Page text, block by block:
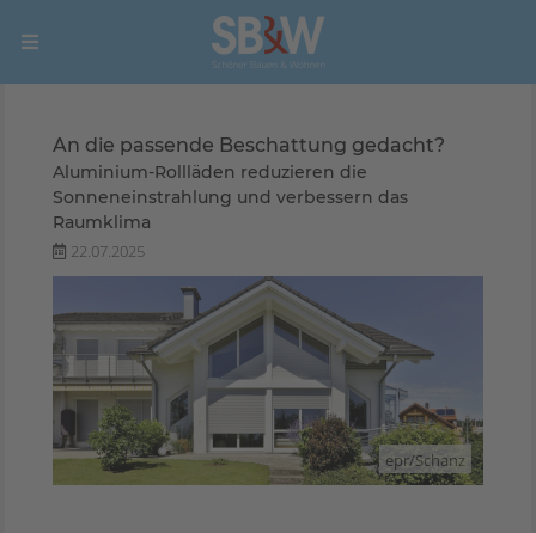
An die passende Beschattung gedacht?
Aluminium-Rollläden reduzieren die
Sonneneinstrahlung und verbessern das
Raumklima
22.07.2025
epr/Schanz